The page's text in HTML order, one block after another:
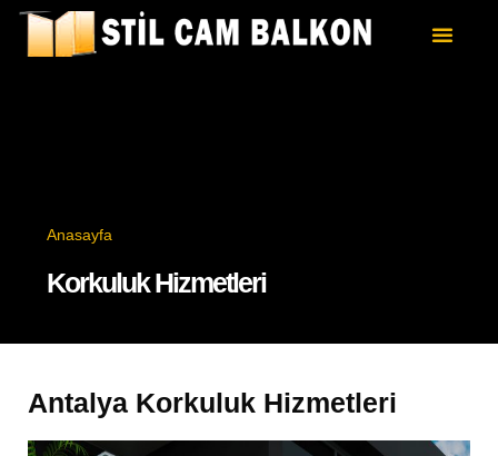
Anasayfa
Korkuluk Hizmetleri
Antalya Korkuluk Hizmetleri